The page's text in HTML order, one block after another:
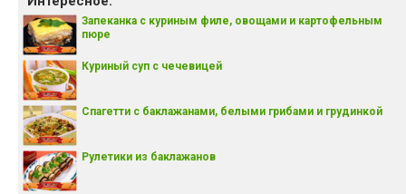
Запеканка с куриным филе, овощами и картофельным
пюре
Куриный суп с чечевицей
Спагетти с баклажанами, белыми грибами и грудинкой
Рулетики из баклажанов